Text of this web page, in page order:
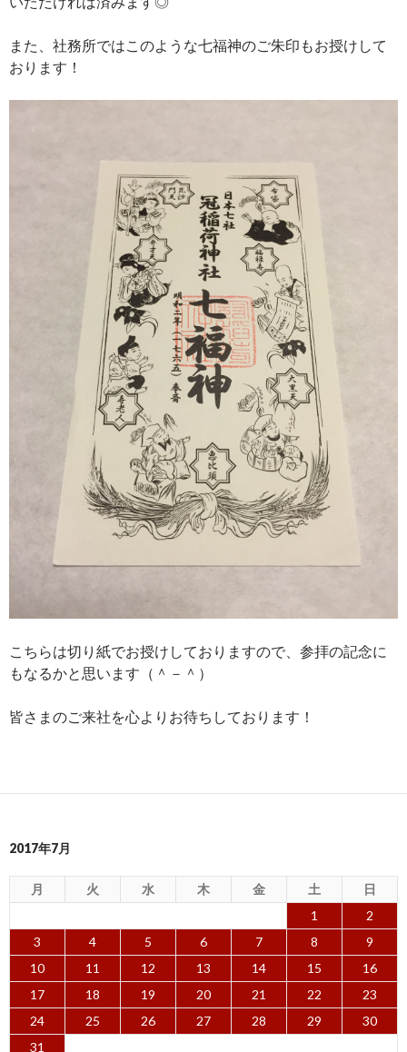
また、社務所ではこのような七福神のご朱印もお授けして
おります！
こちらは切り紙でお授けしておりますので、参拝の記念に
もなるかと思います（＾－＾）
皆さまのご来社を心よりお待ちしております！
2017年7月
月 火 水 木 金 土
日
1
2
3
4 5 6 7 8
9
10
11 12 13 14 15
16
17
18 19 20 21 22
23
24
25 26 27 28 29
30
31